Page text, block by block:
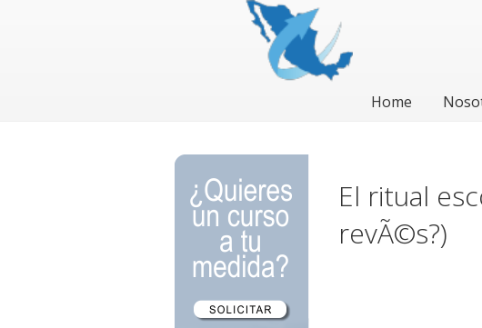
Home
El ritual
revÃ©s?)